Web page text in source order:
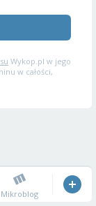
Wykop.pl w jego
w całości,
Mikroblog